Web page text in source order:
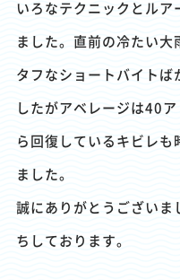
いろなテクニックとルア
ました。直前の冷たい大
タフなショートバイトば
したがアベレージは40
ら回復しているキビレ
ました。
誠にありがとうございま
ちしております。